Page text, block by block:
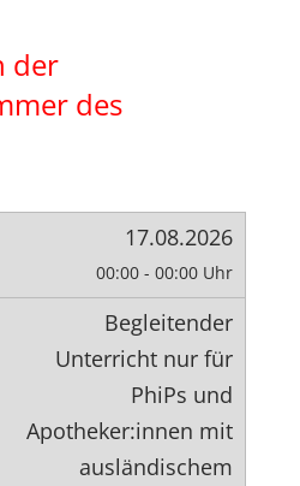
der
des
17.08.2026
00:00 - 00:00 Uhr
Begleitender
Unterricht nur für
PhiPs und
Apotheker:innen mit
ausländischem